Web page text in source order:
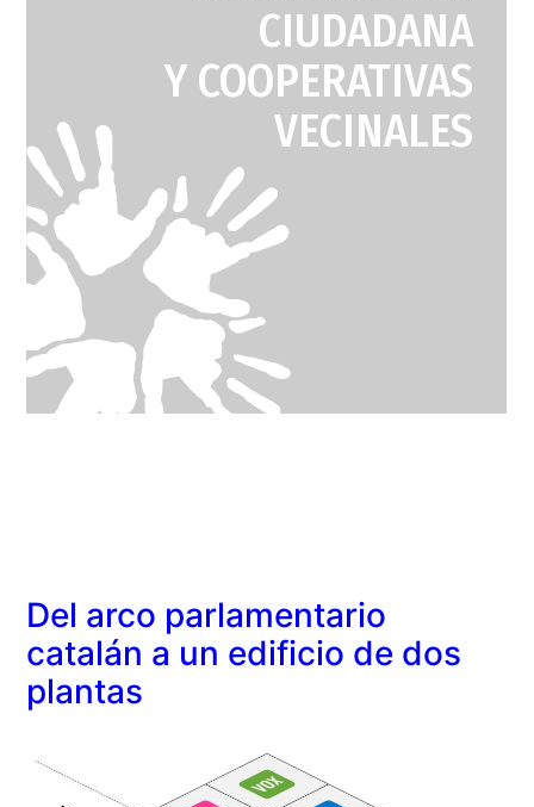
Del arco parlamentario
catalán a un edificio de dos
plantas